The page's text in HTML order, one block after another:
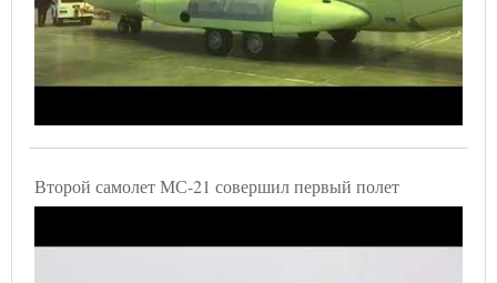
Второй самолет МС-21 совершил первый полет